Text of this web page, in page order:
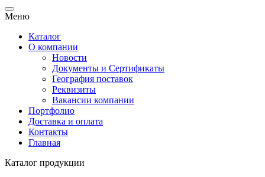
Меню
Каталог
О компании
Новости
Документы и Сертификаты
География поставок
Реквизиты
Вакансии компании
Портфолио
Доставка и оплата
Контакты
Главная
Каталог продукции